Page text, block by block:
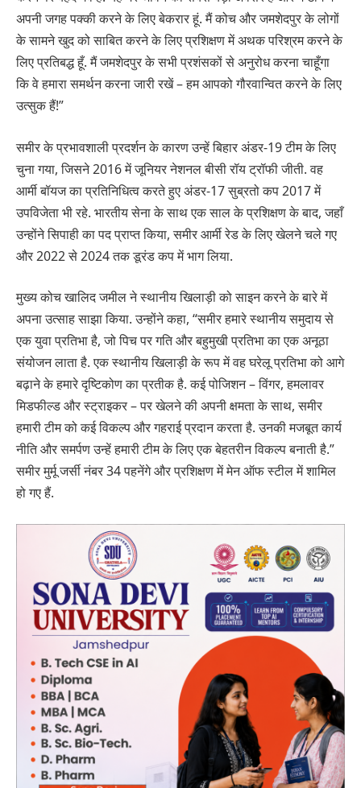
अपनी जगह पक्की करने के लिए बेकरार हूं. मैं कोच और जमशेदपुर के लोगों
के सामने खुद को साबित करने के लिए प्रशिक्षण में अथक परिश्रम करने के
लिए प्रतिबद्ध हूँ. मैं जमशेदपुर के सभी प्रशंसकों से अनुरोध करना चाहूँगा
कि वे हमारा समर्थन करना जारी रखें – हम आपको गौरवान्वित करने के लिए
उत्सुक हैं!”
समीर के प्रभावशाली प्रदर्शन के कारण उन्हें बिहार अंडर-19 टीम के लिए
चुना गया, जिसने 2016 में जूनियर नेशनल बीसी रॉय ट्रॉफी जीती. वह
आर्मी बॉयज का प्रतिनिधित्व करते हुए अंडर-17 सुब्रतो कप 2017 में
उपविजेता भी रहे. भारतीय सेना के साथ एक साल के प्रशिक्षण के बाद, जहाँ
उन्होंने सिपाही का पद प्राप्त किया, समीर आर्मी रेड के लिए खेलने चले गए
और 2022 से 2024 तक डूरंड कप में भाग लिया.
मुख्य कोच खालिद जमील ने स्थानीय खिलाड़ी को साइन करने के बारे में
अपना उत्साह साझा किया. उन्होंने कहा, “समीर हमारे स्थानीय समुदाय से
एक युवा प्रतिभा है, जो पिच पर गति और बहुमुखी प्रतिभा का एक अनूठा
संयोजन लाता है. एक स्थानीय खिलाड़ी के रूप में वह घरेलू प्रतिभा को आगे
बढ़ाने के हमारे दृष्टिकोण का प्रतीक है. कई पोजिशन – विंगर, हमलावर
मिडफील्ड और स्ट्राइकर – पर खेलने की अपनी क्षमता के साथ, समीर
हमारी टीम को कई विकल्प और गहराई प्रदान करता है. उनकी मजबूत कार्य
नीति और समर्पण उन्हें हमारी टीम के लिए एक बेहतरीन विकल्प बनाती है.”
समीर मुर्मू जर्सी नंबर 34 पहनेंगे और प्रशिक्षण में मेन ऑफ स्टील में शामिल
हो गए हैं.